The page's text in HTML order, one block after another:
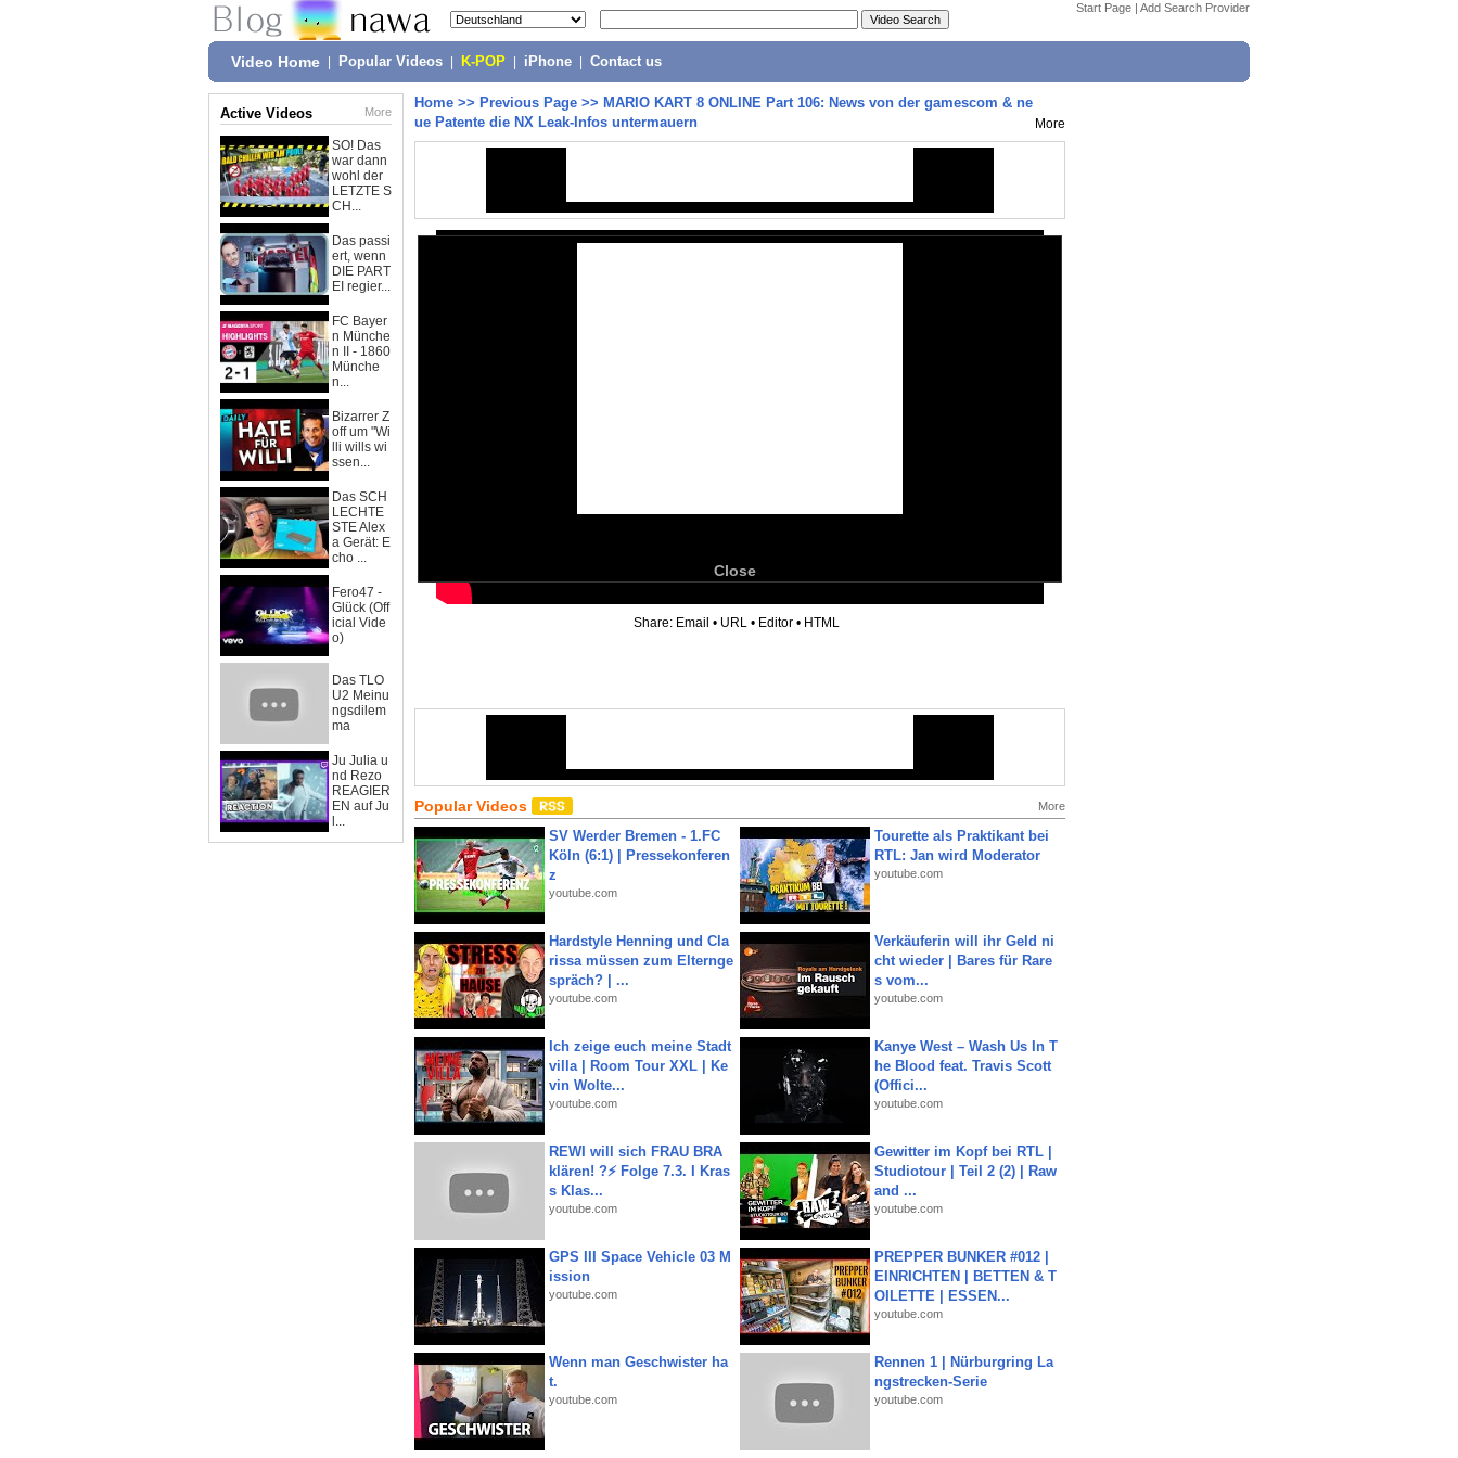
Start Page | Add Search Provider
Video Home Popular Videos K-POP iPhone Contact us
Active Videos More
SO! Das
war dann
wohl der
LETZTE S
CH...
Das passi
ert, wenn
DIE PART
EI regier...
FC Bayer
n Münche
n II - 1860
Münche
n...
Bizarrer Z
off um "Wi
lli wills wi
ssen...
Das SCH
LECHTE
STE Alex
a Gerät: E
cho ...
Fero47 -
Glück (Off
icial Vide
o)
Das TLO
U2 Meinu
ngsdilem
ma
Ju Julia u
nd Rezo
REAGIER
EN auf Ju
l...
Home >> Previous Page >> MARIO KART 8 ONLINE Part 106: News von der gamescom & ne
ue Patente die NX Leak-Infos untermauern
More
Close
Share: Email • URL • Editor • HTML
Popular Videos More
SV Werder Bremen - 1.FC
Köln (6:1) | Pressekonferen
z
youtube.com
Tourette als Praktikant bei
RTL: Jan wird Moderator
youtube.com
Hardstyle Henning und Cla
rissa müssen zum Elternge
spräch? | ...
youtube.com
Verkäuferin will ihr Geld ni
cht wieder | Bares für Rare
s vom...
youtube.com
Ich zeige euch meine Stadt
villa | Room Tour XXL | Ke
vin Wolte...
youtube.com
Kanye West – Wash Us In T
he Blood feat. Travis Scott
(Offici...
youtube.com
REWI will sich FRAU BRA
klären! ?⚡️ Folge 7.3. I Kras
s Klas...
youtube.com
Gewitter im Kopf bei RTL |
Studiotour | Teil 2 (2) | Raw
and ...
youtube.com
GPS III Space Vehicle 03 M
ission
youtube.com
PREPPER BUNKER #012 |
EINRICHTEN | BETTEN & T
OILETTE | ESSEN...
youtube.com
Wenn man Geschwister ha
t.
youtube.com
Rennen 1 | Nürburgring La
ngstrecken-Serie
youtube.com